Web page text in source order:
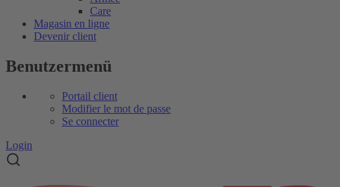
Care
Magasin en ligne
Devenir client
Benutzermenü
Portail client
Modifier le mot de passe
Se connecter
Login